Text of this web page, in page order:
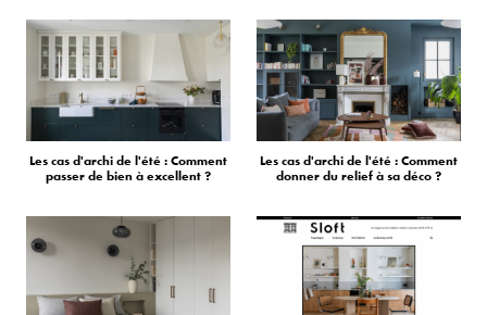
Les cas d'archi de l'été : Comment
passer de bien à excellent ?
Les cas d'archi de l'été : Comment
donner du relief à sa déco ?